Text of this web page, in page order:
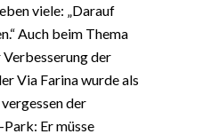
viele: „Darauf
Auch beim Thema
der
Via Farina wurde als
der
Er müsse